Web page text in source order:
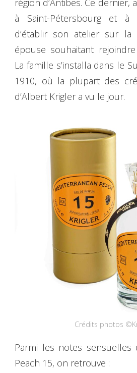
région d’Antibes. Ce dernier,
à Saint-Pétersbourg et à
d’établir son atelier sur la
épouse souhaitant
La famille s’installa dans le
1910, où la plupart des
d’Albert Krigler a vu le jour.
Crédits photos
Parmi les notes sensuelles
Peach 15, on retrouve :